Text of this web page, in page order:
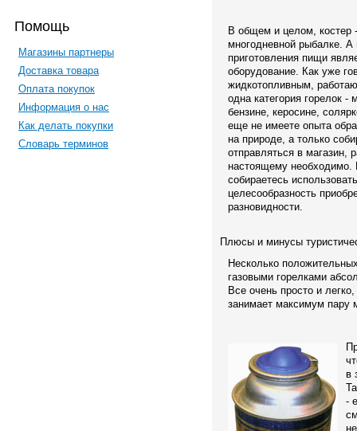
Помощь
Магазины партнеры
Доставка товара
Оплата покупок
Информация о нас
Как делать покупки
Словарь терминов
В общем и целом, костер
многодневной рыбалке.
приготовления пищи
оборудование. Как уже
жидкотопливным,
одна категория горелок -
бензине, керосине,
еще не имеете опыта
на природе, а только
отправляться в магазин,
настоящему необходимо.
собираетесь
целесообразность
разновидности.
Плюсы и минусы
Несколько
газовыми горелками
Все очень просто и
занимает максимум пару
в
-